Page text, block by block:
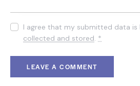
I agree that my submitted data is
collected and stored. *